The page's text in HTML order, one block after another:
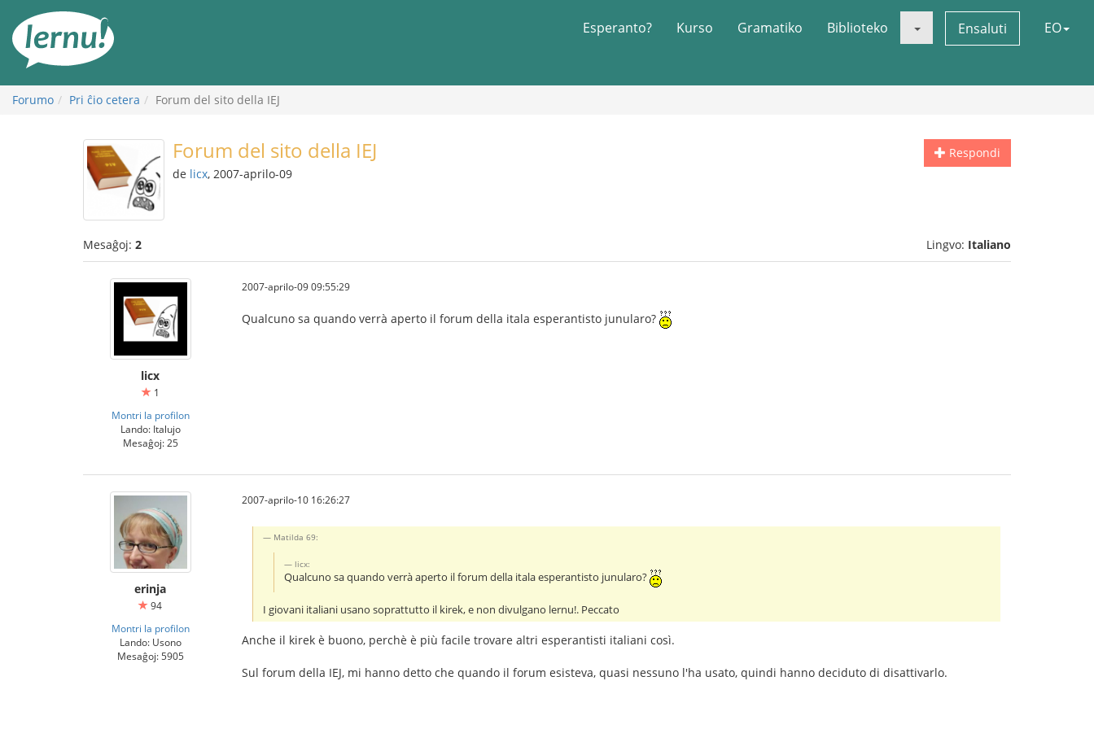
enhavo
Esperanto? Kurso Gramatiko Biblioteko Ensaluti EO
Forumo Pri ĉio cetera Forum del sito della IEJ
Respondi
Forum del sito della IEJ
de licx, 2007-aprilo-09
Mesaĝoj: 2 Lingvo: Italiano
licx
1
Montri la profilon
Lando: Italujo
Mesaĝoj: 25
2007-aprilo-09 09:55:29
Qualcuno sa quando verrà aperto il forum della itala esperantisto junularo?
erinja
94
Montri la profilon
Lando: Usono
Mesaĝoj: 5905
2007-aprilo-10 16:26:27
Matilda 69:
licx:
Qualcuno sa quando verrà aperto il forum della itala esperantisto junularo?
I giovani italiani usano soprattutto il kirek, e non divulgano lernu!. Peccato
Anche il kirek è buono, perchè è più facile trovare altri esperantisti italiani così.
Sul forum della IEJ, mi hanno detto che quando il forum esisteva, quasi nessuno l'ha usato, quindi hanno deciduto di disattivarlo.